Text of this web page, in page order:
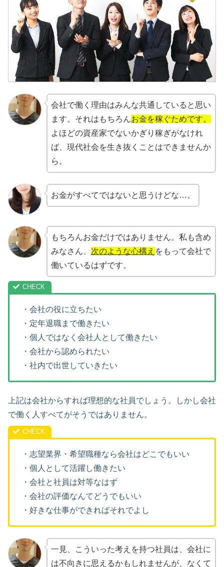
会社で働く理由はみんな共通していると思い
ます。それはもちろんお金を稼ぐためです。
よほどの資産家でないかぎり稼ぎがなけれ
ば、現代社会を生き抜くことはできませんか
ら。
お金がすべてではないと思うけどな…。
もちろんお金だけではありません。私も含め
みなさん、 次のような心構え をもって会社で
働いているはずです。
・会社の役に立ちたい
・定年退職まで働きたい
・個人ではなく会社人として働きたい
・会社から認められたい
・社内で出世していきたい
上記は会社からすれば理想的な社員でしょう。しかし会社
で働く人すべてがそうではありません。
・志望業界・希望職種なら会社はどこでもいい
・個人として活躍し働きたい
・会社と社員は対等なはず
・会社の評価なんてどうでもいい
・好きな仕事ができればそれでよし
一見、こういった考えを持つ社員は、会社に
は不向きに思えるかもしれませんが、なくて